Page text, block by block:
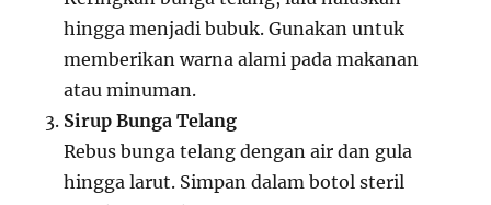
hingga menjadi bubuk. Gunakan untuk
memberikan warna alami pada makanan
atau minuman.
Sirup Bunga Telang
Rebus bunga telang dengan air dan gula
hingga larut. Simpan dalam botol steril